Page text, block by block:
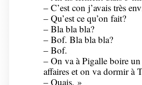
– C’est con j’avais très
– Qu’est ce qu’on fait?
– Bla bla bla?
– Bof. Bla bla bla?
– Bof.
– On va à Pigalle boire
affaires et on va dormir à
– Ouais. »